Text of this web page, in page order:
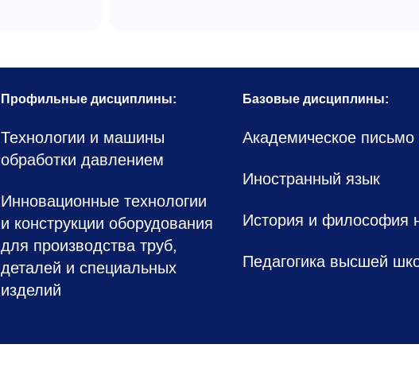
Профильные дисциплины:
Технологии и машины
обработки давлением
Инновационные технологии
и конструкции оборудования
для производства труб,
деталей и специальных
изделий
Базовые дисциплины:
Академическое письмо
Иностранный язык
История и философия
Педагогика высшей